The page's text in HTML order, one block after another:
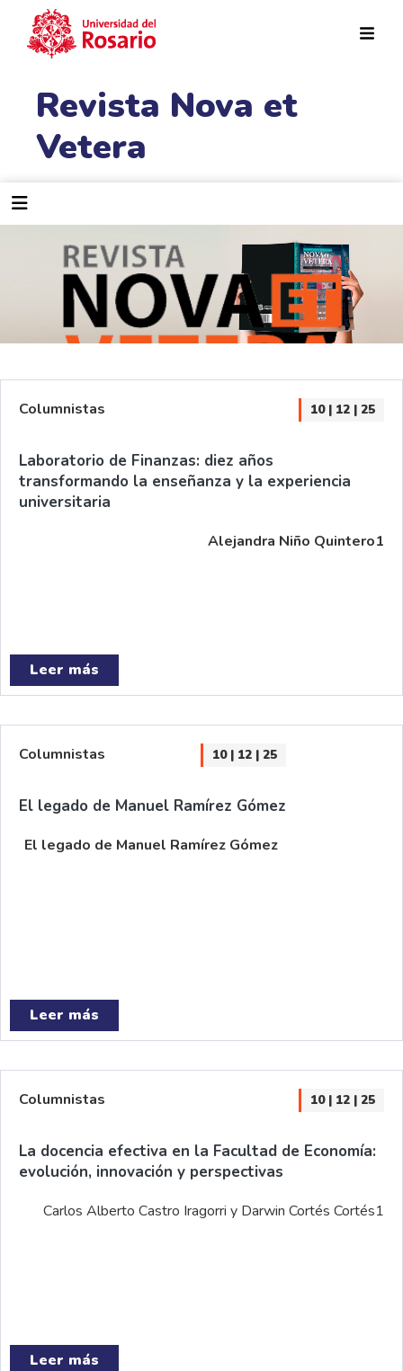
Revista Nova et
Vetera
Columnistas 10 | 12 | 25
Laboratorio de Finanzas: diez años
transformando la enseñanza y la experiencia
universitaria
Alejandra Niño Quintero1
Leer más
Columnistas 10 | 12 | 25
El legado de Manuel Ramírez Gómez
El legado de Manuel Ramírez Gómez
Leer más
Columnistas 10 | 12 | 25
La docencia efectiva en la Facultad de Economía:
evolución, innovación y perspectivas
Carlos Alberto Castro Iragorri y Darwin Cortés Cortés1
Leer más